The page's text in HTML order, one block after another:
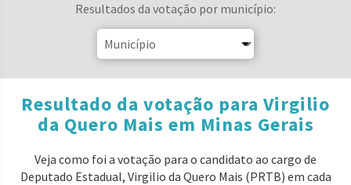
Resultados da votação por município:
Resultado da votação para Virgilio
da Quero Mais em Minas Gerais
Veja como foi a votação para o candidato ao cargo de
Deputado Estadual, Virgilio da Quero Mais (PRTB) em cada